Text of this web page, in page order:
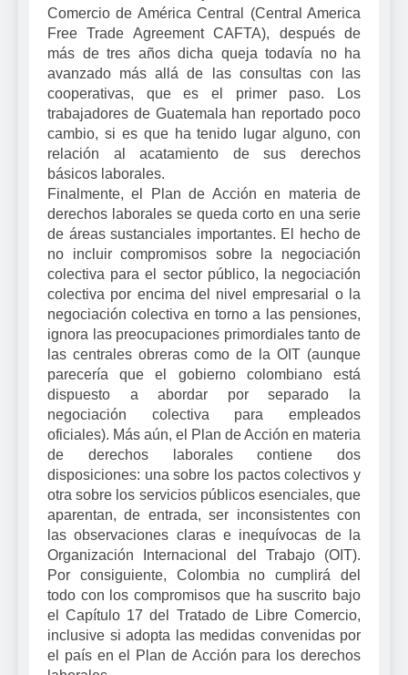
Comercio de América Central (Central America
Free Trade Agreement CAFTA), después de
más de tres años dicha queja todavía no ha
avanzado más allá de las consultas con las
cooperativas, que es el primer paso. Los
trabajadores de Guatemala han reportado poco
cambio, si es que ha tenido lugar alguno, con
relación al acatamiento de sus derechos
básicos laborales.
Finalmente, el Plan de Acción en materia de
derechos laborales se queda corto en una serie
de áreas sustanciales importantes. El hecho de
no incluir compromisos sobre la negociación
colectiva para el sector público, la negociación
colectiva por encima del nivel empresarial o la
negociación colectiva en torno a las pensiones,
ignora las preocupaciones primordiales tanto de
las centrales obreras como de la OIT (aunque
parecería que el gobierno colombiano está
dispuesto a abordar por separado la
negociación colectiva para empleados
oficiales). Más aún, el Plan de Acción en materia
de derechos laborales contiene dos
disposiciones: una sobre los pactos colectivos y
otra sobre los servicios públicos esenciales, que
aparentan, de entrada, ser inconsistentes con
las observaciones claras e inequívocas de la
Organización Internacional del Trabajo (OIT).
Por consiguiente, Colombia no cumplirá del
todo con los compromisos que ha suscrito bajo
el Capítulo 17 del Tratado de Libre Comercio,
inclusive si adopta las medidas convenidas por
el país en el Plan de Acción para los derechos